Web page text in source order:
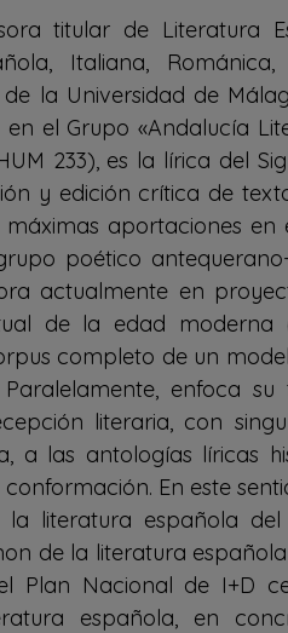
titular de Literatura
Italiana,
la Universidad de
el Grupo «Andalucía
233), es la lírica del
y edición crítica de
aportaciones en
poético
actualmente en
de la edad moderna
completo de un
Paralelamente, enfoca
literaria, con
a las antologías líricas
En este
literatura española del
de la literatura
Plan Nacional de I+D
española, en